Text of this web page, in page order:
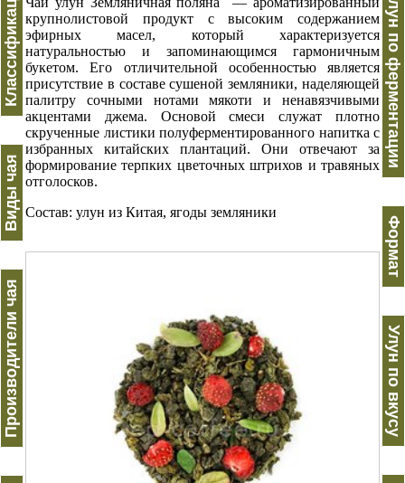
Классификация
Виды чая
Производители чая
крупнолистовой продукт с высоким содержанием
эфирных масел, который характеризуется
натуральностью и запоминающимся гармоничным
букетом. Его отличительной особенностью является
присутствие в составе сушеной земляники, наделяющей
палитру сочными нотами мякоти и ненавязчивыми
акцентами джема. Основой смеси служат плотно
скрученные листики полуферментированного напитка с
избранных китайских плантаций. Они отвечают за
формирование терпких цветочных штрихов и травяных
отголосков.
Состав: улун из Китая, ягоды земляники
Улун по ферментации
Формат
Улун по вкусу